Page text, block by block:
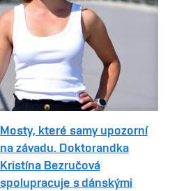
Mosty, které samy upozorní
na závadu. Doktorandka
Kristína Bezručová
spolupracuje s dánskými